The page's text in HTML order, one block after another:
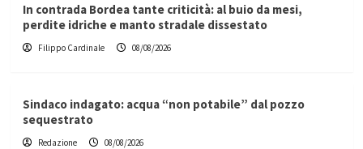
In contrada Bordea tante criticità: al buio da mesi,
perdite idriche e manto stradale dissestato
Filippo Cardinale 08/08/2026
Sindaco indagato: acqua “non potabile” dal pozzo
sequestrato
Redazione 08/08/2026